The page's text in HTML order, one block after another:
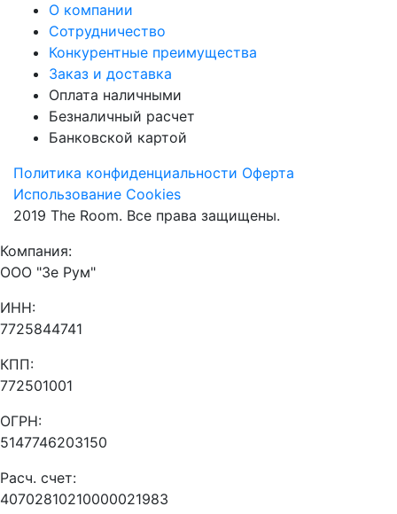
О компании
Сотрудничество
Конкурентные преимущества
Заказ и доставка
Оплата наличными
Безналичный расчет
Банковской картой
Политика конфиденциальности Оферта
Использование Cookies
2019 The Room. Все права защищены.
Компания:
ООО "Зе Рум"
ИНН:
7725844741
КПП:
772501001
ОГРН:
5147746203150
Расч. счет:
40702810210000021983